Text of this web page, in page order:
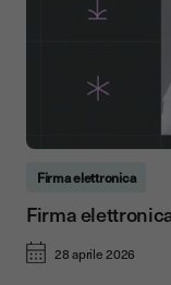
Firma elettronica
Firma
28 aprile 2026